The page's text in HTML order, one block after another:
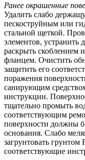
Ранее окрашенные
Удалить слабо
пескоструйным или
стальной щеткой.
элементов,
раскрыть скоблением
фланцем. Очистить
защитить его
поражения
санирующим
инструкции.
тщательно промыть
соответствующим
поверхности должны
основания. Слабо
загрунтовать
соответствующие